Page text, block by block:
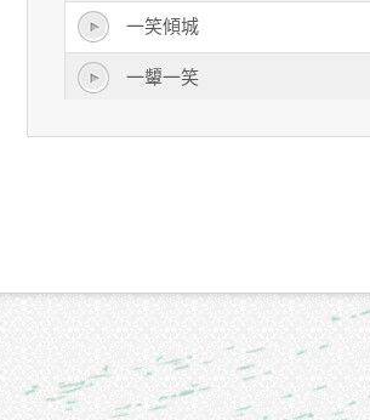
一笑傾城
一顰一笑
強顏歡笑